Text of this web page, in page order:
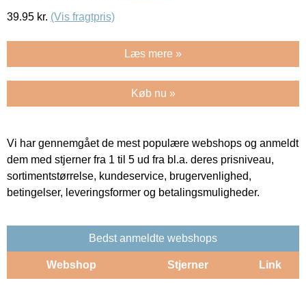
39.95 kr. (Vis fragtpris)
Læs mere »
Køb nu »
Vi har gennemgået de mest populære webshops og anmeldt
dem med stjerner fra 1 til 5 ud fra bl.a. deres prisniveau,
sortimentstørrelse, kundeservice, brugervenlighed,
betingelser, leveringsformer og betalingsmuligheder.
Bedst anmeldte webshops
Webshop Stjerner Link